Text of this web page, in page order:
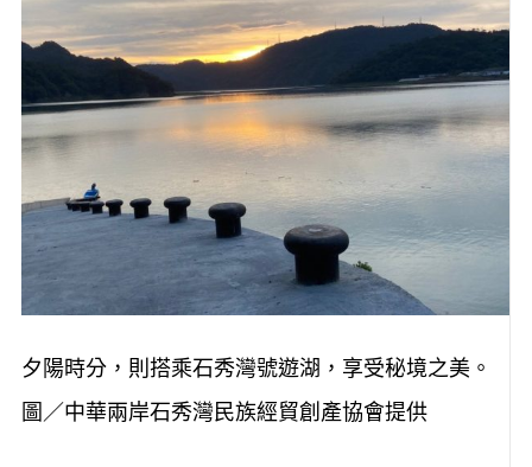
夕陽時分，則搭乘石秀灣號遊湖，享受秘境之美。